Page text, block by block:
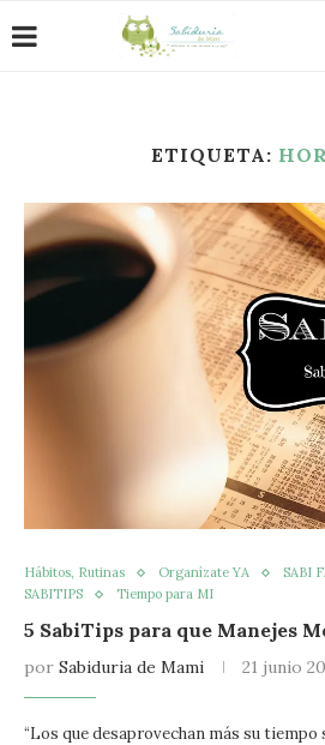
ETIQUETA:
Hábitos, Rutinas Organízate YA
SABI
SABITIPS
Tiempo para MI
5 SabiTips para que Manejes
por Sabiduria de Mami 21 junio
“Los que desaprovechan más su tiempo